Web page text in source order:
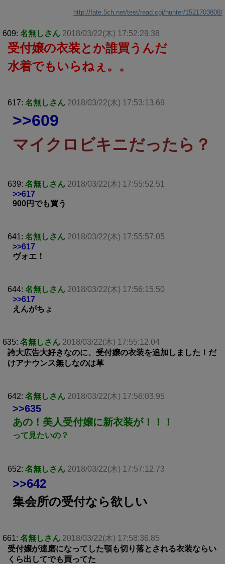
http://fate.5ch.net/test/read.cgi/hunter/1521703808/
609: 名無しさん 2018/03/22(木) 17:52:29.38
受付嬢の衣装とか誰買うんだ
水着でもいらねぇ。。
617: 名無しさん 2018/03/22(木) 17:53:13.69
>>609
マイクロビキニだったら？
639: 名無しさん 2018/03/22(木) 17:55:52.51
>>617
900円でも買う
641: 名無しさん 2018/03/22(木) 17:55:57.05
>>617
ヴォエ！
644: 名無しさん 2018/03/22(木) 17:56:15.50
>>617
えんがちょ
635: 名無しさん 2018/03/22(木) 17:55:12.04
誇大広告大好きなのに、受付嬢の衣装を追加しました！だ
けアナウンス無しなのは草
642: 名無しさん 2018/03/22(木) 17:56:03.95
>>635
あの！美人受付嬢に新衣装が！！！
って見たいの？
652: 名無しさん 2018/03/22(木) 17:57:12.73
>>642
集会所の受付なら欲しい
661: 名無しさん 2018/03/22(木) 17:58:36.85
受付嬢が達磨になってした顎も切り落とされる衣装ならい
くら出してでも買ってた